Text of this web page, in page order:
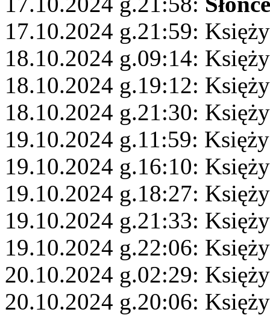
17.10.2024 g.21:59:
18.10.2024 g.09:14:
18.10.2024 g.19:12:
18.10.2024 g.21:30:
19.10.2024 g.11:59:
19.10.2024 g.16:10:
19.10.2024 g.18:27:
19.10.2024 g.21:33:
19.10.2024 g.22:06:
20.10.2024 g.02:29:
20.10.2024 g.20:06: